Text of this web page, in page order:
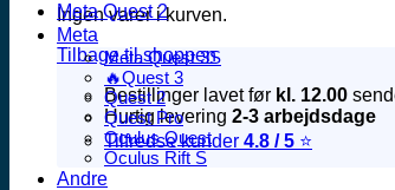
Ingen varer i kurven.
Tilbage til shoppen
Bestillinger lavet før kl. 12.00
Hurtig levering 2-3 arbejdsdage
Tilfredse kunder 4.8 / 5 ⭐
Meta Quest 2
Meta
Meta Quest 3S
🔥Quest 3
Quest 2
Quest Pro
Oculus Quest
Oculus Rift S
Andre